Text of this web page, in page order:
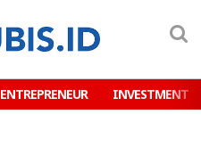
ENTREPRENEUR INVESTMENT